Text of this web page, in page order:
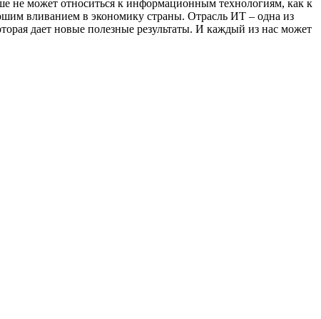
не может относиться к информационным технологиям, как к
вливанием в экономику страны. Отрасль ИТ – одна из
дает новые полезные результаты. И каждый из нас может